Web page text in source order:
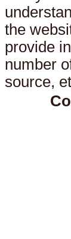
the
provide
number
source,